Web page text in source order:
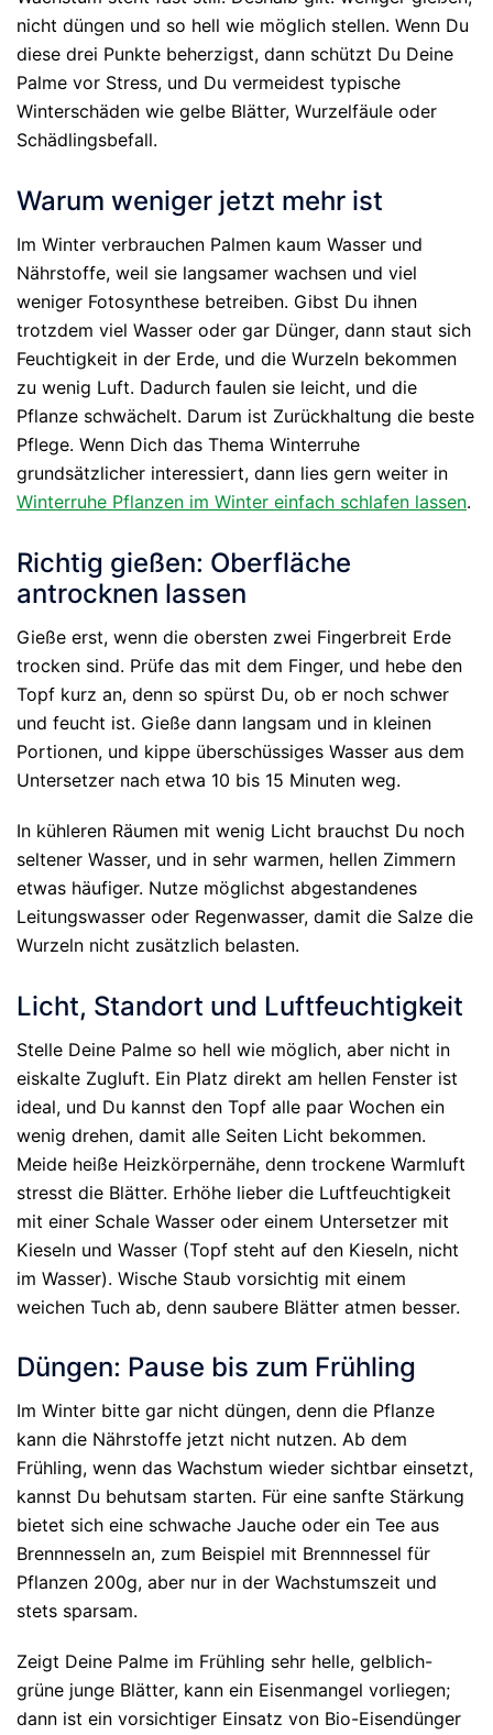
nicht düngen und so hell wie möglich stellen. Wenn Du
diese drei Punkte beherzigst, dann schützt Du Deine
Palme vor Stress, und Du vermeidest typische
Winterschäden wie gelbe Blätter, Wurzelfäule oder
Schädlingsbefall.
Warum weniger jetzt mehr ist
Im Winter verbrauchen Palmen kaum Wasser und
Nährstoffe, weil sie langsamer wachsen und viel
weniger Fotosynthese betreiben. Gibst Du ihnen
trotzdem viel Wasser oder gar Dünger, dann staut sich
Feuchtigkeit in der Erde, und die Wurzeln bekommen
zu wenig Luft. Dadurch faulen sie leicht, und die
Pflanze schwächelt. Darum ist Zurückhaltung die beste
Pflege. Wenn Dich das Thema Winterruhe
grundsätzlicher interessiert, dann lies gern weiter in
Winterruhe Pflanzen im Winter einfach schlafen lassen.
Richtig gießen: Oberfläche
antrocknen lassen
Gieße erst, wenn die obersten zwei Fingerbreit Erde
trocken sind. Prüfe das mit dem Finger, und hebe den
Topf kurz an, denn so spürst Du, ob er noch schwer
und feucht ist. Gieße dann langsam und in kleinen
Portionen, und kippe überschüssiges Wasser aus dem
Untersetzer nach etwa 10 bis 15 Minuten weg.
In kühleren Räumen mit wenig Licht brauchst Du noch
seltener Wasser, und in sehr warmen, hellen Zimmern
etwas häufiger. Nutze möglichst abgestandenes
Leitungswasser oder Regenwasser, damit die Salze die
Wurzeln nicht zusätzlich belasten.
Licht, Standort und Luftfeuchtigkeit
Stelle Deine Palme so hell wie möglich, aber nicht in
eiskalte Zugluft. Ein Platz direkt am hellen Fenster ist
ideal, und Du kannst den Topf alle paar Wochen ein
wenig drehen, damit alle Seiten Licht bekommen.
Meide heiße Heizkörpernähe, denn trockene Warmluft
stresst die Blätter. Erhöhe lieber die Luftfeuchtigkeit
mit einer Schale Wasser oder einem Untersetzer mit
Kieseln und Wasser (Topf steht auf den Kieseln, nicht
im Wasser). Wische Staub vorsichtig mit einem
weichen Tuch ab, denn saubere Blätter atmen besser.
Düngen: Pause bis zum Frühling
Im Winter bitte gar nicht düngen, denn die Pflanze
kann die Nährstoffe jetzt nicht nutzen. Ab dem
Frühling, wenn das Wachstum wieder sichtbar einsetzt,
kannst Du behutsam starten. Für eine sanfte Stärkung
bietet sich eine schwache Jauche oder ein Tee aus
Brennnesseln an, zum Beispiel mit Brennnessel für
Pflanzen 200g, aber nur in der Wachstumszeit und
stets sparsam.
Zeigt Deine Palme im Frühling sehr helle, gelblich-
grüne junge Blätter, kann ein Eisenmangel vorliegen;
dann ist ein vorsichtiger Einsatz von Bio-Eisendünger